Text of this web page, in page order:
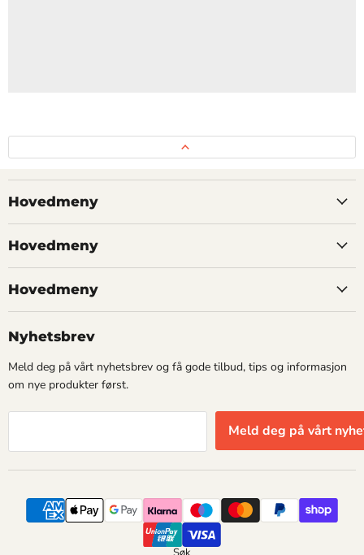
Hovedmeny
Hovedmeny
Hovedmeny
Nyhetsbrev
Meld deg på vårt nyhetsbrev og få gode tilbud, tips og informasjon
om nye produkter først.
Meld deg på vårt